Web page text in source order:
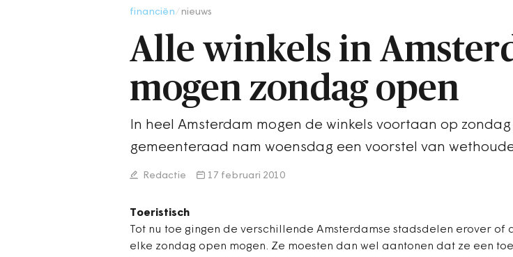
financiën nieuws
Alle winkels in
mogen zondag open
In heel Amsterdam mogen de winkels voortaan op zondag
gemeenteraad nam woensdag een voorstel van
Redactie 17 februari 2010
Toeristisch
Tot nu toe gingen de verschillende Amsterdamse stadsdelen erover of
elke zondag open mogen. Ze moesten dan wel aantonen dat ze een